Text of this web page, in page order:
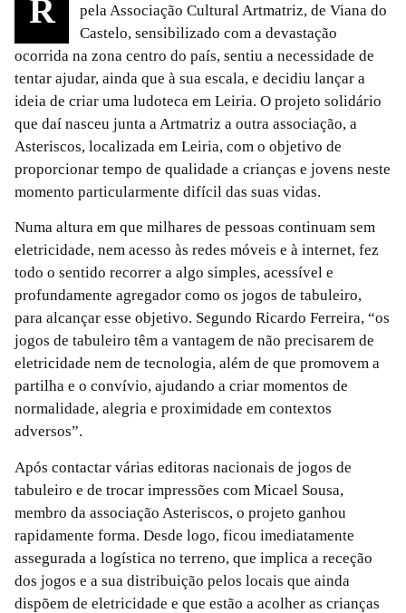
R
pela Associação Cultural Artmatriz, de Viana do
Castelo, sensibilizado com a devastação
ocorrida na zona centro do país, sentiu a necessidade de
tentar ajudar, ainda que à sua escala, e decidiu lançar a
ideia de criar uma ludoteca em Leiria. O projeto solidário
que daí nasceu junta a Artmatriz a outra associação, a
Asteriscos, localizada em Leiria, com o objetivo de
proporcionar tempo de qualidade a crianças e jovens neste
momento particularmente difícil das suas vidas.
Numa altura em que milhares de pessoas continuam sem
eletricidade, nem acesso às redes móveis e à internet, fez
todo o sentido recorrer a algo simples, acessível e
profundamente agregador como os jogos de tabuleiro,
para alcançar esse objetivo. Segundo Ricardo Ferreira, “os
jogos de tabuleiro têm a vantagem de não precisarem de
eletricidade nem de tecnologia, além de que promovem a
partilha e o convívio, ajudando a criar momentos de
normalidade, alegria e proximidade em contextos
adversos”.
Após contactar várias editoras nacionais de jogos de
tabuleiro e de trocar impressões com Micael Sousa,
membro da associação Asteriscos, o projeto ganhou
rapidamente forma. Desde logo, ficou imediatamente
assegurada a logística no terreno, que implica a receção
dos jogos e a sua distribuição pelos locais que ainda
dispõem de eletricidade e que estão a acolher as crianças